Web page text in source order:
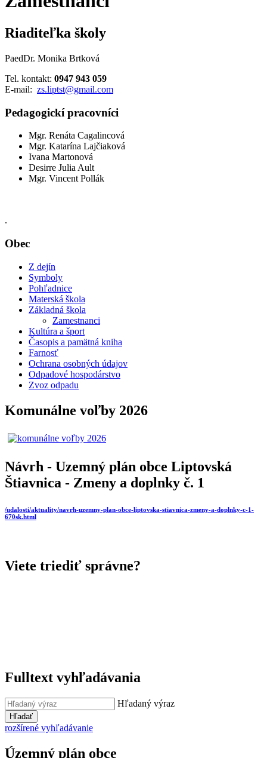
Riaditeľka školy
PaedDr. Monika Brtková
Tel. kontakt: 0947 943 059
E-mail: zs.liptst@gmail.com
Pedagogickí pracovníci
Mgr. Renáta Cagalincová
Mgr. Katarína Lajčiaková
Ivana Martonová
Desirre Julia Ault
Mgr. Vincent Pollák
.
Obec
Z dejín
Symboly
Pohľadnice
Materská škola
Základná škola
Zamestnanci
Kultúra a šport
Časopis a pamätná kniha
Farnosť
Ochrana osobných údajov
Odpadové hospodárstvo
Zvoz odpadu
Komunálne voľby 2026
Návrh - Uzemný plán obce Liptovská
Štiavnica - Zmeny a doplnky č. 1
/udalosti/aktuality/navrh-uzemny-plan-obce-liptovska-stiavnica-zmeny-a-doplnky-c-1-
670sk.html
Viete triediť správne?
Fulltext vyhľadávania
Hľadaný výraz
Hľadať
rozšírené vyhľadávanie
Územný plán obce